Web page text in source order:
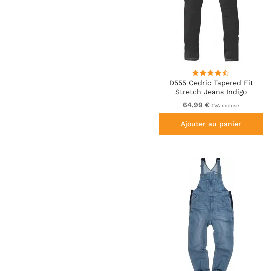
D555 Cedric Tapered Fit
Stretch Jeans Indigo
64,99 € TVA incluse
Ajouter au panier